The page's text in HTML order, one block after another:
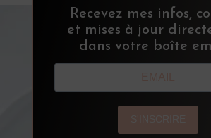
Recevez mes infos,
et mises à jour
dans votre boîte